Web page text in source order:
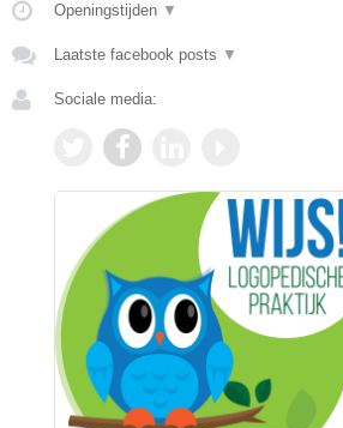
Openingstijden ▼
Laatste facebook posts ▼
Sociale media: